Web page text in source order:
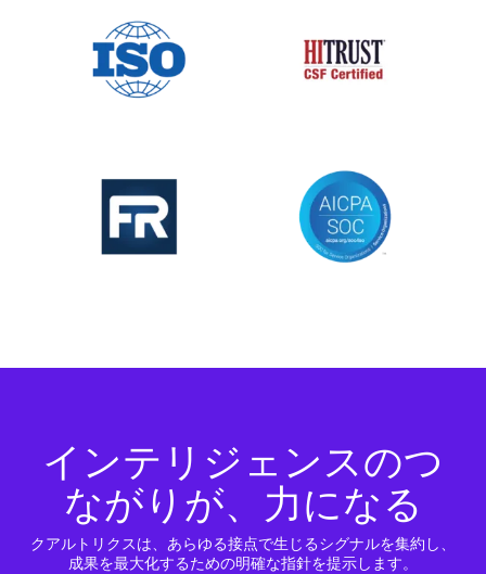
インテリジェンスのつ
ながりが、力になる
クアルトリクスは、あらゆる接点で生じるシグナルを集約し、
成果を最大化するための明確な指針を提示します。